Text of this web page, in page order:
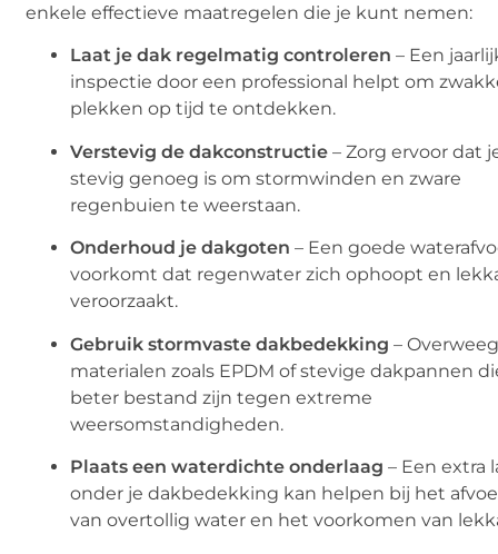
enkele effectieve maatregelen die je kunt nemen:
Laat je dak regelmatig controleren – Een
inspectie door een professional helpt om
plekken op tijd te ontdekken.
Verstevig de dakconstructie – Zorg ervoor dat
stevig genoeg is om stormwinden en zware
regenbuien te weerstaan.
Onderhoud je dakgoten – Een goede
voorkomt dat regenwater zich ophoopt en
veroorzaakt.
Gebruik stormvaste dakbedekking –
materialen zoals EPDM of stevige dakpannen
beter bestand zijn tegen extreme
weersomstandigheden.
Plaats een waterdichte onderlaag – Een extra
onder je dakbedekking kan helpen bij het
van overtollig water en het voorkomen van